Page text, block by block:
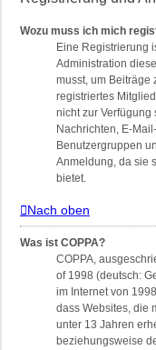
Wozu muss ich mich
Eine Registrierung
Administration
musst, um Beiträge
registriertes
nicht zur Verfügung
Nachrichten, E-
Benutzergruppen
Anmeldung, da sie
bietet.
Nach oben
Was ist COPPA?
COPPA,
of 1998 (deutsch:
im Internet von
dass Websites, die
unter 13 Jahren
beziehungsweise